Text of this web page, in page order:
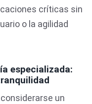
críticas sin
o la agilidad
especializada:
un